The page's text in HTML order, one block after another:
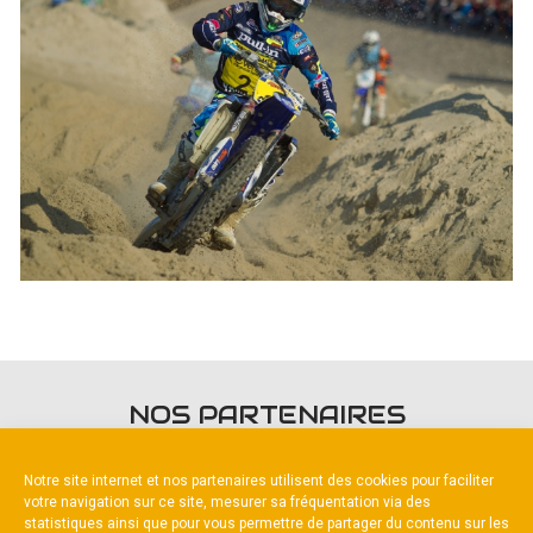
Notre site internet et nos partenaires utilisent des cookies pour faciliter
votre navigation sur ce site, mesurer sa fréquentation via des
statistiques ainsi que pour vous permettre de partager du contenu sur les
NOS PARTENAIRES